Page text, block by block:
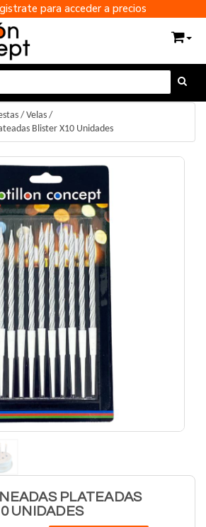
para acceder a precios
/ Velas /
Blister X10 Unidades
PLATEADAS
UNIDADES